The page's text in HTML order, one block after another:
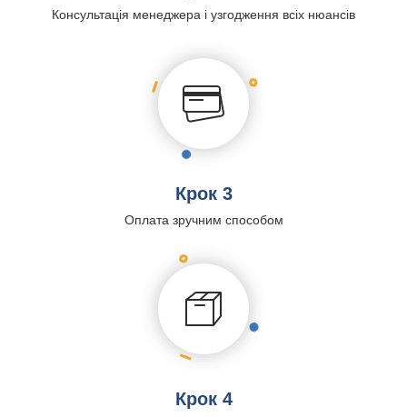
Консультація менеджера і узгодження всіх нюансів
Крок 3
Оплата зручним способом
Крок 4